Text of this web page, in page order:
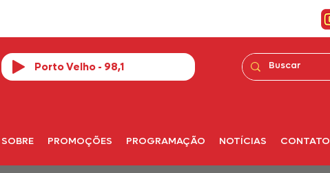
SOBRE PROMOÇÕES PROGRAMAÇÃO NOTÍCIAS CONTATO
Porto Velho - 98,1